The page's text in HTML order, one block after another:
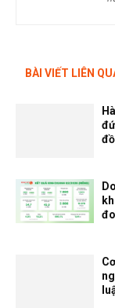
BÀI VIẾT LIÊN